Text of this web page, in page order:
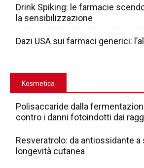
Drink Spiking: le farmacie
la sensibilizzazione
Dazi USA sui farmaci generici:
Kosmetica
Polisaccaride dalla
contro i danni fotoindotti dai
Resveratrolo: da antiossidante a
longevità cutanea